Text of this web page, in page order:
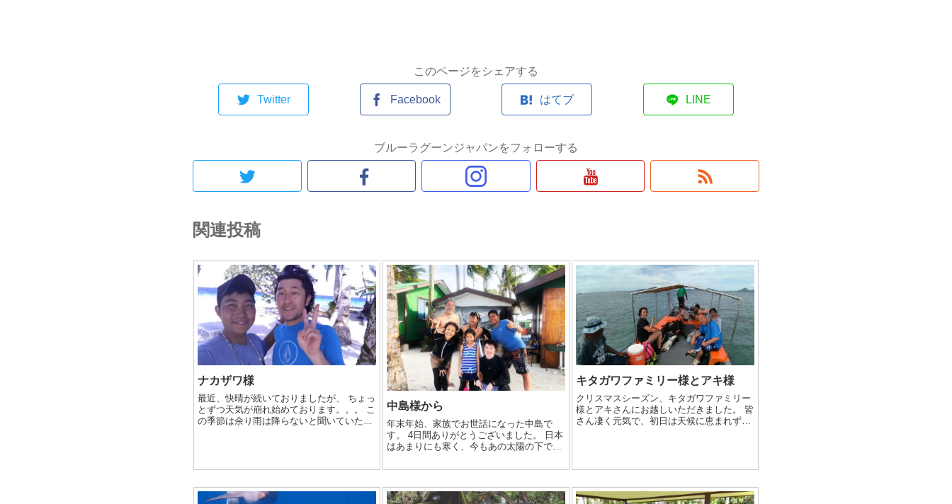
このページをシェアする
Twitter Facebook はてブ LINE
ブルーラグーンジャパンをフォローする
関連投稿
ナカザワ様
最近、快晴が続いておりましたが、 ちょっ
とずつ天気が崩れ始めております。。。 こ
の季節は余り雨は降らないと聞いていたの
中島様から
年末年始、家族でお世話になった中島で
す。 4日間ありがとうございました。 日本
はあまりにも寒く、今もあの太陽の下でい
思います。 ジープに4日もいたので最後の
キタガワファミリー様とアキ様
クリスマスシーズン、キタガワファミリー
様とアキさんにお越しいただきました。 皆
さん凄く元気で、初日は天候に恵まれずオ